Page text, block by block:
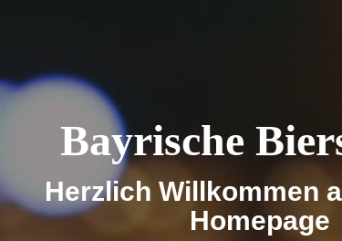
Bayrische
Herzlich Willkommen
Homepage